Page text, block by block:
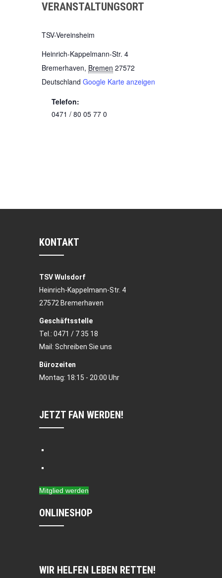
VERANSTALTUNGSORT
TSV-Vereinsheim
Heinrich-Kappelmann-Str. 4
Bremerhaven, Bremen 27572
Deutschland Google Karte anzeigen
Telefon:
0471 / 80 05 77 0
KONTAKT
TSV Wulsdorf
Heinrich-Kappelmann-Str. 4
27572 Bremerhaven
Geschäftsstelle
Tel.: 0471 / 7 35 18
Mail: Schreiben Sie uns
Bürozeiten
Montag: 18:15 - 20:00 Uhr
JETZT FAN WERDEN!
Mitglied werden
ONLINESHOP
WIR HELFEN LEBEN RETTEN!